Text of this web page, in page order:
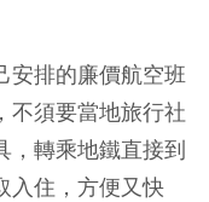
安排的廉價航空班
不須要當地旅行社
，轉乘地鐵直接到
入住，方便又快